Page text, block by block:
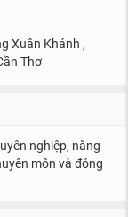
Xuân Khánh ,
Thơ
nghiệp, năng
môn và đóng